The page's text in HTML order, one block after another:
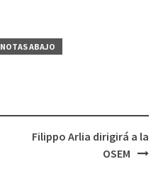
NOTAS ABAJO
Filippo Arlia dirigirá a la
OSEM